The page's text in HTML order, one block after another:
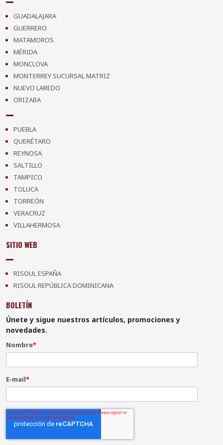
GUADALAJARA
GUERRERO
MATAMOROS
MÉRIDA
MONCLOVA
MONTERREY SUCURSAL MATRIZ
NUEVO LAREDO
ORIZABA
PUEBLA
QUERÉTARO
REYNOSA
SALTILLO
TAMPICO
TOLUCA
TORREÓN
VERACRUZ
VILLAHERMOSA
SITIO WEB
RISOUL ESPAÑA
RISOUL REPÚBLICA DOMINICANA
BOLETÍN
Únete y sigue nuestros artículos, promociones y
novedades.
Nombre*
E-mail*